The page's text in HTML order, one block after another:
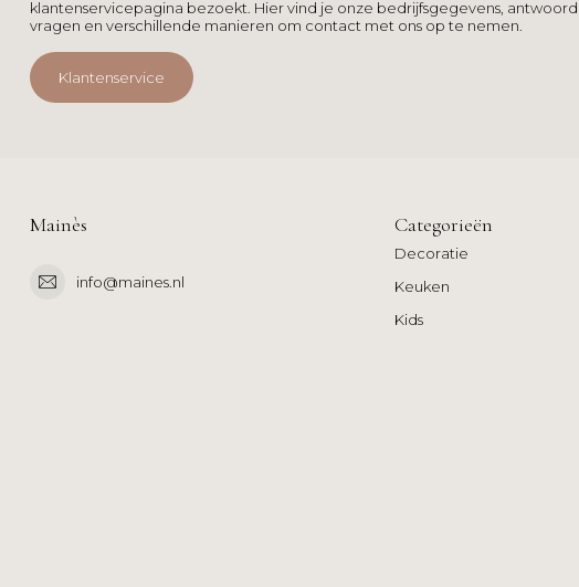
klantenservicepagina bezoekt. Hier vind je onze bedrijfsgegevens,
vragen en verschillende manieren om contact met ons op te nemen.
Klantenservice
Mainès
info@maines.nl
Categorieën
Decoratie
Keuken
Kids